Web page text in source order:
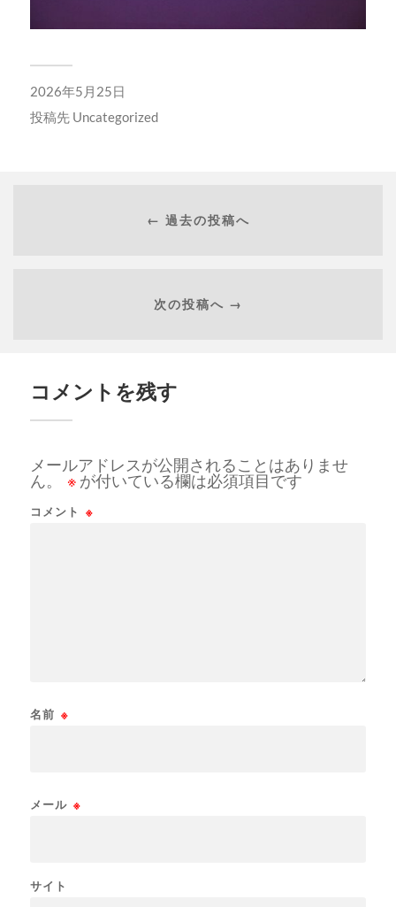
2026年5月25日
投稿先 Uncategorized
← 過去の投稿へ
次の投稿へ →
コメントを残す
メールアドレスが公開されることはありませ
ん。
※ が付いている欄は必須項目です
コメント ※
名前 ※
メール ※
サイト